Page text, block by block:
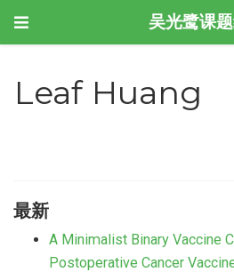
吴光鹭课
Leaf Huang
最新
A Minimalist Binary Vaccine
Postoperative Cancer